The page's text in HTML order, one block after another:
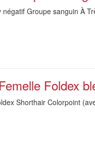
Groupe sanguin À
Foldex
Shorthair Colorpoint